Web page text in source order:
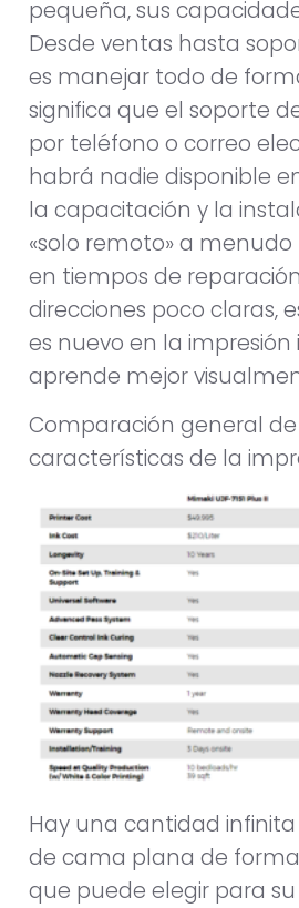
pequeña, sus
Desde ventas hasta
es manejar todo de
significa que el soporte
por teléfono o correo
habrá nadie disponible
la capacitación y la
«solo remoto» a
en tiempos de
direcciones poco claras,
es nuevo en la impresión
aprende mejor
Comparación general
características de la
Hay una cantidad
de cama plana de
que puede elegir para